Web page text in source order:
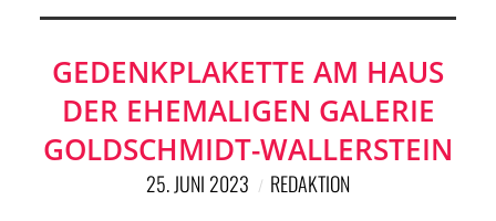
ÜBER UNS
RUBRIKEN
NETZWERK
SPONSORING
GEDENKPLAKETTE AM HAUS
DER EHEMALIGEN GALERIE
GOLDSCHMIDT-WALLERSTEIN
25. JUNI 2023 REDAKTION